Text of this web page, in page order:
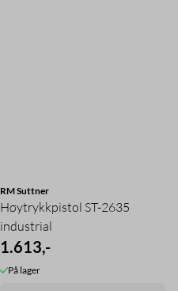
RM Suttner
Høytrykkpistol ST-2635
industrial
1.613,-
På lager